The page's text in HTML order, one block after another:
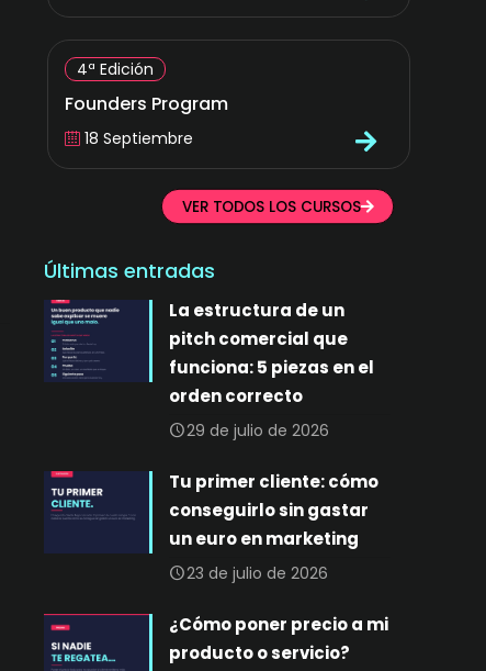
4ª Edición
Founders Program
18 Septiembre
VER TODOS LOS CURSOS
Últimas entradas
La estructura de un
pitch comercial que
funciona: 5 piezas en el
orden correcto
29 de julio de 2026
Tu primer cliente: cómo
conseguirlo sin gastar
un euro en marketing
23 de julio de 2026
¿Cómo poner precio a mi
producto o servicio?